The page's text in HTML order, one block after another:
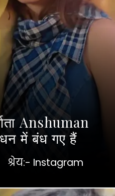
श्रेय:- Instagram
Anshuman
में बंध गए हैं